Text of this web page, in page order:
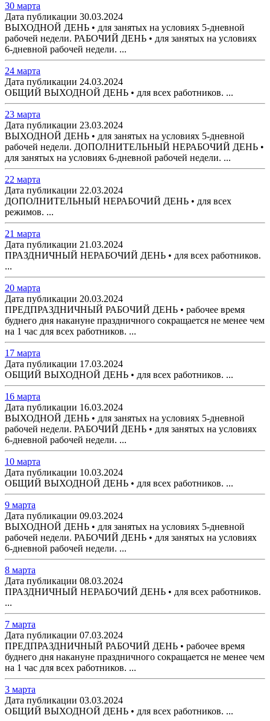
30 марта
Дата публикации 30.03.2024
ВЫХОДНОЙ ДЕНЬ • для занятых на условиях 5-дневной
рабочей недели. РАБОЧИЙ ДЕНЬ • для занятых на условиях
6-дневной рабочей недели. ...
24 марта
Дата публикации 24.03.2024
ОБЩИЙ ВЫХОДНОЙ ДЕНЬ • для всех работников. ...
23 марта
Дата публикации 23.03.2024
ВЫХОДНОЙ ДЕНЬ • для занятых на условиях 5-дневной
рабочей недели. ДОПОЛНИТЕЛЬНЫЙ НЕРАБОЧИЙ ДЕНЬ •
для занятых на условиях 6-дневной рабочей недели. ...
22 марта
Дата публикации 22.03.2024
ДОПОЛНИТЕЛЬНЫЙ НЕРАБОЧИЙ ДЕНЬ • для всех
режимов. ...
21 марта
Дата публикации 21.03.2024
ПРАЗДНИЧНЫЙ НЕРАБОЧИЙ ДЕНЬ • для всех работников.
...
20 марта
Дата публикации 20.03.2024
ПРЕДПРАЗДНИЧНЫЙ РАБОЧИЙ ДЕНЬ • рабочее время
буднего дня накануне праздничного сокращается не менее чем
на 1 час для всех работников. ...
17 марта
Дата публикации 17.03.2024
ОБЩИЙ ВЫХОДНОЙ ДЕНЬ • для всех работников. ...
16 марта
Дата публикации 16.03.2024
ВЫХОДНОЙ ДЕНЬ • для занятых на условиях 5-дневной
рабочей недели. РАБОЧИЙ ДЕНЬ • для занятых на условиях
6-дневной рабочей недели. ...
10 марта
Дата публикации 10.03.2024
ОБЩИЙ ВЫХОДНОЙ ДЕНЬ • для всех работников. ...
9 марта
Дата публикации 09.03.2024
ВЫХОДНОЙ ДЕНЬ • для занятых на условиях 5-дневной
рабочей недели. РАБОЧИЙ ДЕНЬ • для занятых на условиях
6-дневной рабочей недели. ...
8 марта
Дата публикации 08.03.2024
ПРАЗДНИЧНЫЙ НЕРАБОЧИЙ ДЕНЬ • для всех работников.
...
7 марта
Дата публикации 07.03.2024
ПРЕДПРАЗДНИЧНЫЙ РАБОЧИЙ ДЕНЬ • рабочее время
буднего дня накануне праздничного сокращается не менее чем
на 1 час для всех работников. ...
3 марта
Дата публикации 03.03.2024
ОБЩИЙ ВЫХОДНОЙ ДЕНЬ • для всех работников. ...